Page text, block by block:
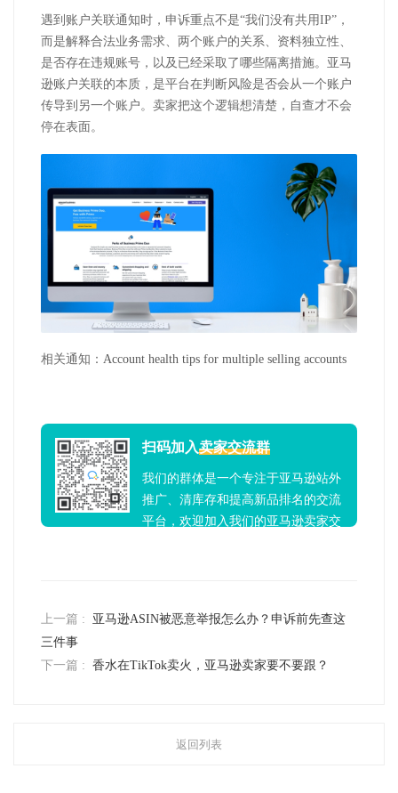
遇到账户关联通知时，申诉重点不是“我们没有共用IP” ，
而是解释合法业务需求、两个账户的关系、资料独立性、
是否存在违规账号，以及已经采取了哪些隔离措施。亚马
逊账户关联的本质，是平台在判断风险是否会从一个账户
传导到另一个账户。卖家把这个逻辑想清楚，自查才不会
停在表面。
相关通知： Account health tips for multiple selling accounts
扫码加入卖家交流群
我们的群体是一个专注于亚马逊站外
推广、清库存和提高新品排名的交流
平台，欢迎加入我们的亚马逊卖家交
上一篇 :
亚马逊ASIN被恶意举报怎么办？申诉前先查这
三件事
下一篇 : 香水在TikTok卖火，亚马逊卖家要不要跟？
返回列表